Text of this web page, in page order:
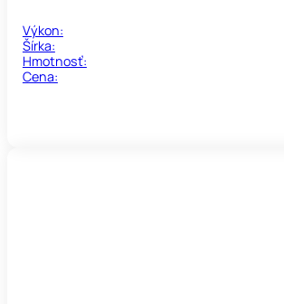
Výkon:
Šírka:
Hmotnosť:
Cena: